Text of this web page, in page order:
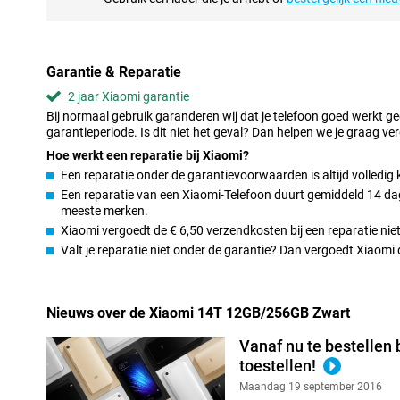
omstandigheden.
Snelle oplaadmogelijkheden
Met de krachtige 5000mAh batterij kom je makkelijk de dag door,
batterij in een mum van tijd weer volledig opgeladen. Of je nu
smartphone voor werk, gaming of sociale media, met de Xiaomi
maken over een lege batterij.
Ongekende AI-functies
Dankzij de geavanceerde AI-functies kun je snel foto’s bewerken,
dagelijkse taken automatiseren. Met Circle to Search met Google
De Xiaomi 14T ondersteunt 5G, waardoor je supersnel kunt
downloaden. Daarnaast beschikt het over Bluetooth 5.4 en Wi-Fi
verbindingen, zowel thuis als onderweg. Met dual SIM-
zowel zakelijk als privégebruik.
Garantie & Reparatie
2 jaar Xiaomi garantie
Bij normaal gebruik garanderen wij dat je telefoon goed werkt
garantieperiode. Is dit niet het geval? Dan helpen we je graag
Hoe werkt een reparatie bij Xiaomi?
Een reparatie onder de garantievoorwaarden is altijd volledig
Een reparatie van een Xiaomi-Telefoon duurt gemiddeld 14
meeste merken.
Xiaomi vergoedt de € 6,50 verzendkosten bij een reparatie
Valt je reparatie niet onder de garantie? Dan vergoedt Xiaomi
Nieuws over de Xiaomi 14T 12GB/256GB Zwart
Vanaf nu te bestellen
toestellen!
Maandag 19 september 2016